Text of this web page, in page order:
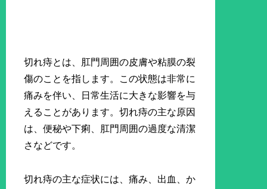
切れ痔とは、肛門周囲の皮膚や粘膜の裂
傷のことを指します。この状態は非常に
痛みを伴い、日常生活に大きな影響を与
えることがあります。切れ痔の主な原因
は、便秘や下痢、肛門周囲の過度な清潔
さなどです。
切れ痔の主な症状には、痛み、出血、か